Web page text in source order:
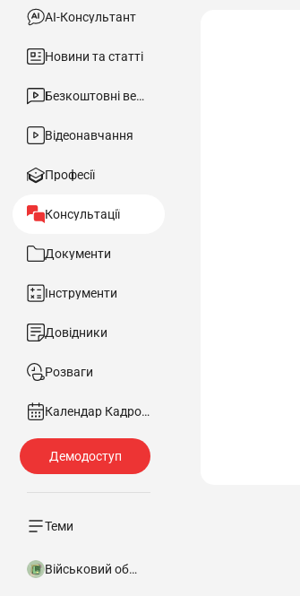
АІ-Консультант
Новини та статті
Безкоштовні вебінари
Відеонавчання
Професії
Консультації
Документи
Інструменти
Довідники
Розваги
Календар Кадровика
Теми
Військовий облік